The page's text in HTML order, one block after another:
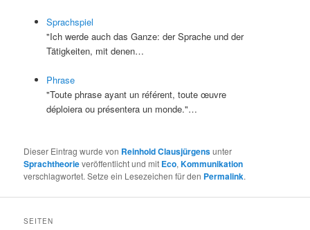
Sprachspiel
"Ich werde auch das Ganze: der Sprache und der
Tätigkeiten, mit denen…
Phrase
"Toute phrase ayant un référent, toute œuvre
déploiera ou présentera un monde."…
Dieser Eintrag wurde von Reinhold Clausjürgensunter
Sprachtheorieveröffentlicht und mit Eco,Kommunikation
verschlagwortet. Setze ein Lesezeichen für den Permalink.
SEITEN